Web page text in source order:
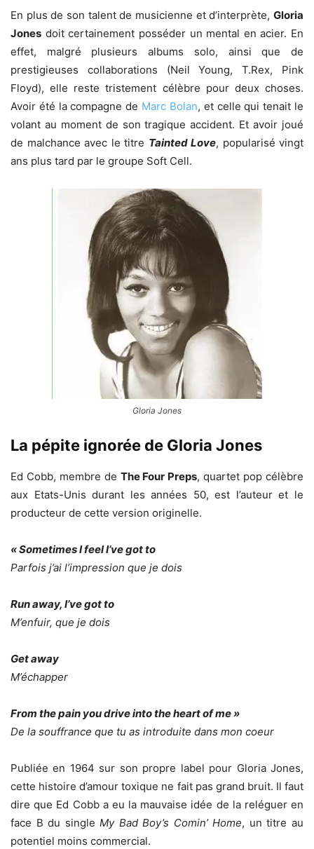
En plus de son talent de musicienne et d’interprète, Gloria
Jones doit certainement posséder un mental en acier. En
effet, malgré plusieurs albums solo, ainsi que de
prestigieuses collaborations (Neil Young, T.Rex, Pink
Floyd), elle reste tristement célèbre pour deux choses.
Avoir été la compagne de Marc Bolan, et celle qui tenait le
volant au moment de son tragique accident. Et avoir joué
de malchance avec le titre Tainted Love, popularisé vingt
ans plus tard par le groupe Soft Cell.
Gloria Jones
La pépite ignorée de Gloria Jones
Ed Cobb, membre de The Four Preps, quartet pop célèbre
aux Etats-Unis durant les années 50, est l’auteur et le
producteur de cette version originelle.
« Sometimes I feel I’ve got to
Parfois j’ai l’impression que je dois
Run away, I’ve got to
M’enfuir, que je dois
Get away
M’échapper
From the pain you drive into the heart of me »
De la souffrance que tu as introduite dans mon coeur
Publiée en 1964 sur son propre label pour Gloria Jones,
cette histoire d’amour toxique ne fait pas grand bruit. Il faut
dire que Ed Cobb a eu la mauvaise idée de la reléguer en
face B du singleMy Bad Boy’s Comin’ Home, un titre au
potentiel moins commercial.